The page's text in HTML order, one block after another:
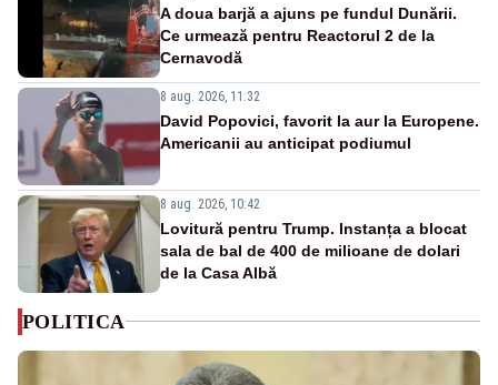
A doua barjă a ajuns pe fundul Dunării.
Ce urmează pentru Reactorul 2 de la
Cernavodă
8 aug. 2026, 11:32
David Popovici, favorit la aur la Europene.
Americanii au anticipat podiumul
8 aug. 2026, 10:42
Lovitură pentru Trump. Instanța a blocat
sala de bal de 400 de milioane de dolari
de la Casa Albă
POLITICA